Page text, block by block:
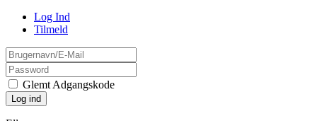
Log Ind
Tilmeld
Glemt Adgangskode